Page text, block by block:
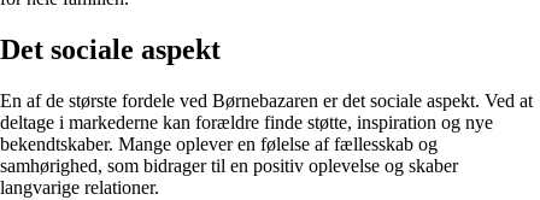
Det sociale aspekt
En af de største fordele ved Børnebazaren er det sociale aspekt. Ved at
deltage i markederne kan forældre finde støtte, inspiration og nye
bekendtskaber. Mange oplever en følelse af fællesskab og
samhørighed, som bidrager til en positiv oplevelse og skaber
langvarige relationer.